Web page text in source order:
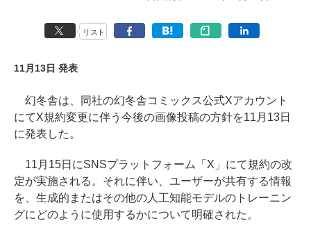
リスト
11月13日 発表
幻冬舎は、同社の幻冬舎コミックス公式Xアカウント
にてX規約変更に伴う今後の画像投稿の方針を11月13日
に発表した。
11月15日にSNSプラットフォーム「X」にて規約の改
定が実施される。それに伴い、ユーザーが共有する情報
を、生成的またはその他の人工知能モデルのトレーニン
グにどのように使用するかについて明確された。